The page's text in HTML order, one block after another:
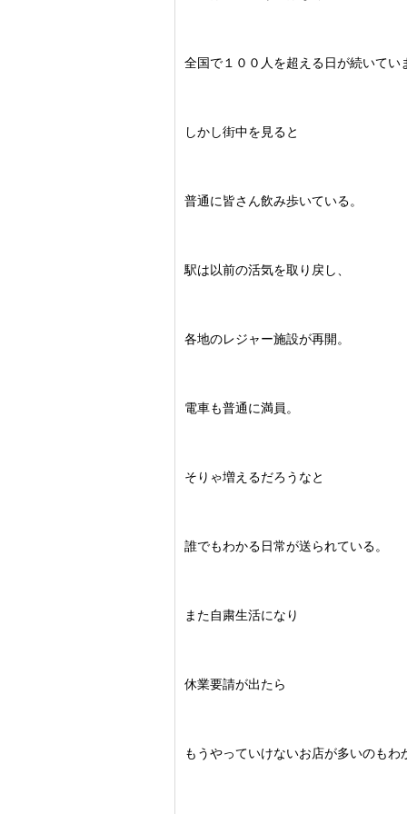
全国で１００人を超える日が続いてい
しかし街中を見ると
普通に皆さん飲み歩いている。
駅は以前の活気を取り戻し、
各地のレジャー施設が再開。
電車も普通に満員。
そりゃ増えるだろうなと
誰でもわかる日常が送られている。
また自粛生活になり
休業要請が出たら
もうやっていけないお店が多いのもわ